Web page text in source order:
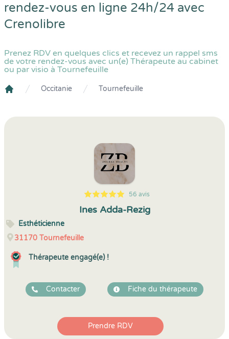
rendez-vous en ligne 24h/24 avec
Crenolibre
Prenez RDV en quelques clics et recevez un rappel sms
de votre rendez-vous avec un(e) Thérapeute au cabinet
ou par visio à Tournefeuille
Occitanie Tournefeuille
5
1
5
56 56 avis
Ines Adda-Rezig
Esthéticienne
31170 Tournefeuille
Thérapeute engagé(e) !
Contacter Fiche du thérapeute
Prendre RDV